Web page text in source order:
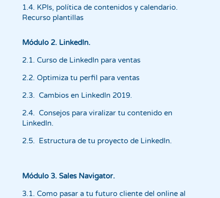
1.4. KPIs, política de contenidos y calendario.
Recurso plantillas
Módulo 2. LinkedIn.
2.1. Curso de LinkedIn para ventas
2.2. Optimiza tu perfil para ventas
2.3. Cambios en LinkedIn 2019.
2.4. Consejos para viralizar tu contenido en
LinkedIn.
2.5. Estructurade tu proyecto de LinkedIn.
Módulo 3. Sales Navigator.
3.1. Comopasar a tu futuro cliente del online al